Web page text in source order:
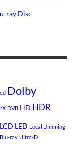
ray Disc
Dolby
DVB HD HDR
LCD LED Local Dimming
ray Ultra-D